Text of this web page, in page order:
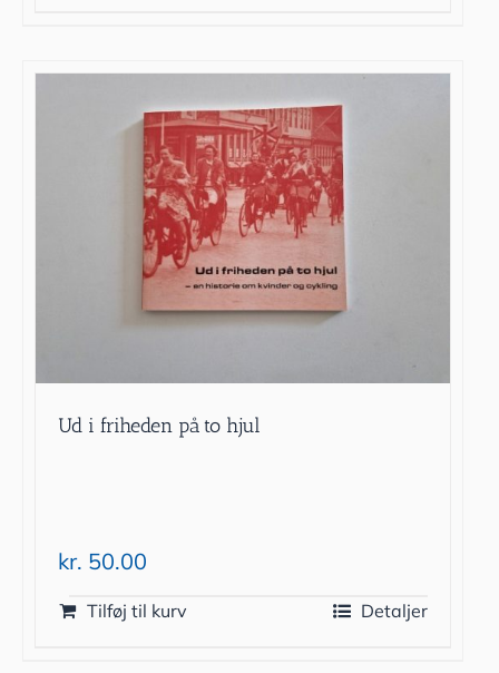
Ud i friheden på to hjul
kr. 50.00
Tilføj til kurv Detaljer